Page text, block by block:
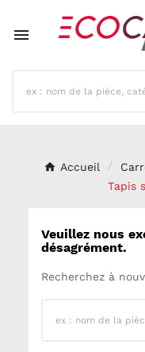

Accueil
Tapis
Veuillez nous
désagrément.
Recherchez à